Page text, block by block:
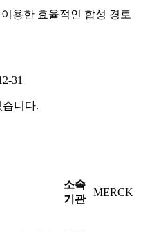
이용한 효율적인 합성 경로
31
니다.
소속
기관
MERCK